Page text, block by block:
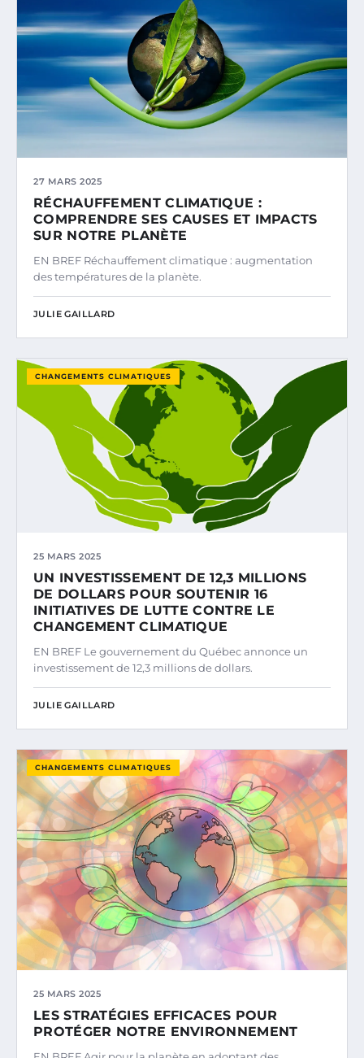
27 MARS 2025
RÉCHAUFFEMENT CLIMATIQUE :
COMPRENDRE SES CAUSES ET IMPACTS
SUR NOTRE PLANÈTE
EN BREF Réchauffement climatique : augmentation
des températures de la planète.
JULIE GAILLARD
CHANGEMENTS CLIMATIQUES
25 MARS 2025
UN INVESTISSEMENT DE 12,3 MILLIONS
DE DOLLARS POUR SOUTENIR 16
INITIATIVES DE LUTTE CONTRE LE
CHANGEMENT CLIMATIQUE
EN BREF Le gouvernement du Québec annonce un
investissement de 12,3 millions de dollars.
JULIE GAILLARD
CHANGEMENTS CLIMATIQUES
25 MARS 2025
LES STRATÉGIES EFFICACES POUR
PROTÉGER NOTRE ENVIRONNEMENT